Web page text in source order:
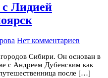
с Лидией
Нет комментариев
Сибири. Он основан в
с Андреем Дубенским как
после […]